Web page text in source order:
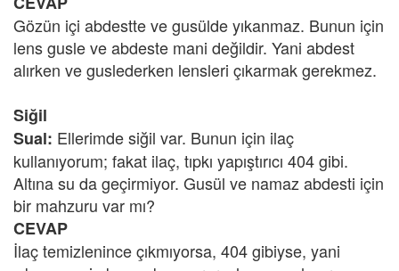
Gözün içi abdestte ve gusülde yıkanmaz. Bunun için
lens gusle ve abdeste mani değildir. Yani abdest
alırken ve guslederken lensleri çıkarmak gerekmez.
Siğil
Sual: Ellerimde siğil var. Bunun için ilaç
kullanıyorum; fakat ilaç, tıpkı yapıştırıcı 404 gibi.
Altına su da geçirmiyor. Gusül ve namaz abdesti için
bir mahzuru var mı?
CEVAP
İlaç temizlenince çıkmıyorsa, 404 gibiyse, yani